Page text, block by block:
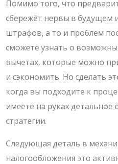
Помимо того, что
сбережёт нервы в будущем
штрафов, а то и проблем
сможете узнать о
вычетах, которые можно
и сэкономить. Но сделать
когда вы подходите к
имеете на руках детальное
стратегии.
Следующая деталь в
налогообложения это